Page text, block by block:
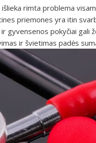
rimta problema
priemones yra itin
gyvensenos pokyčiai gali
ir švietimas padės